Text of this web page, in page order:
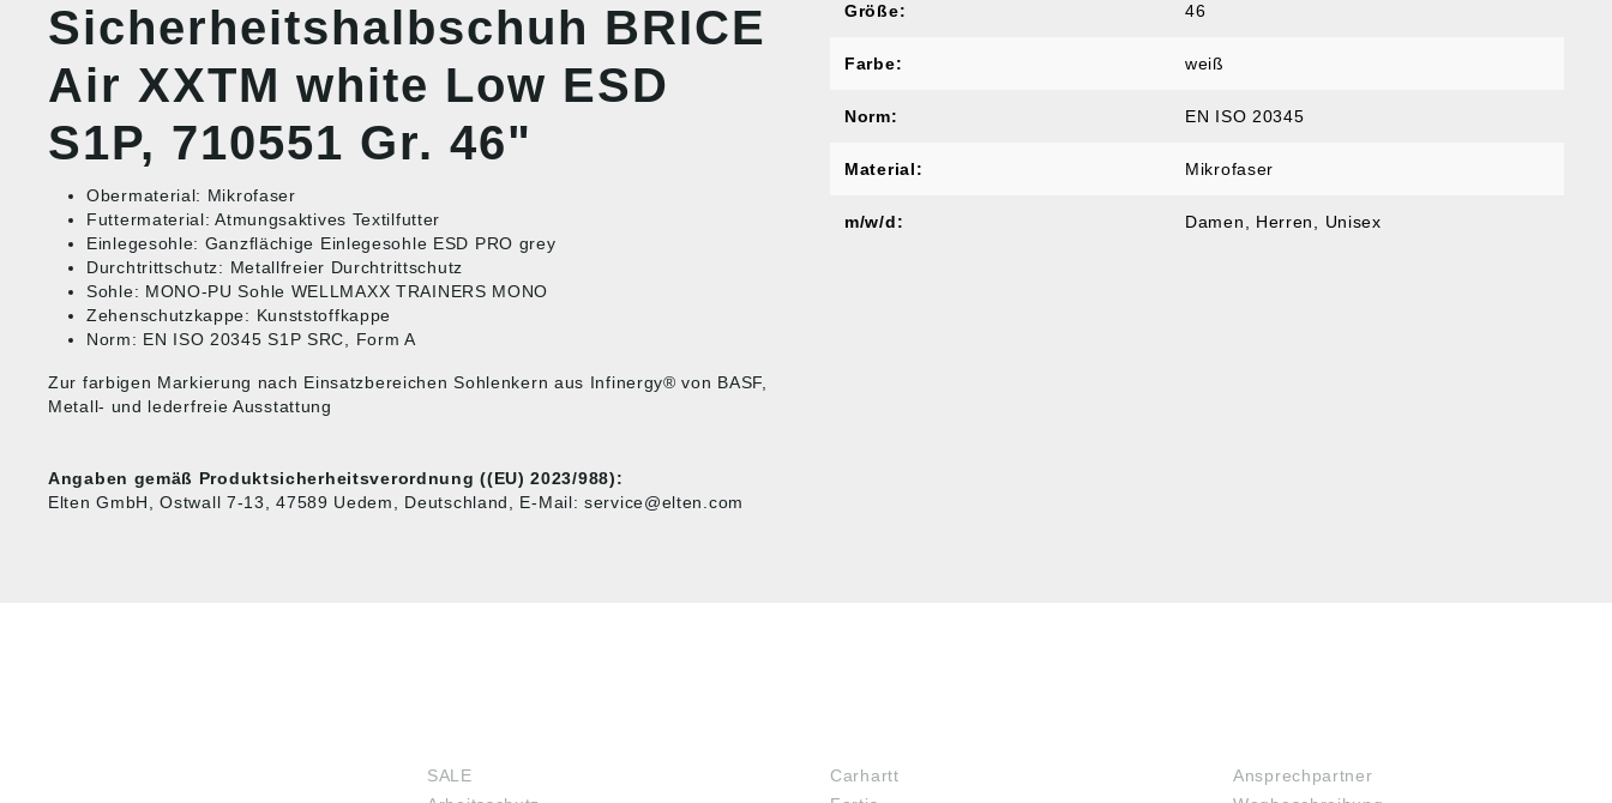
Sicherheitshalbschuh BRICE
Air XXTM white Low ESD
S1P, 710551 Gr. 46"
Obermaterial: Mikrofaser
Futtermaterial: Atmungsaktives Textilfutter
Einlegesohle: Ganzflächige Einlegesohle ESD PRO grey
Durchtrittschutz: Metallfreier Durchtrittschutz
Sohle: MONO-PU Sohle WELLMAXX TRAINERS MONO
Zehenschutzkappe: Kunststoffkappe
Norm: EN ISO 20345 S1P SRC, Form A
Zur farbigen Markierung nach Einsatzbereichen Sohlenkern aus Infinergy® von BASF,
Metall- und lederfreie Ausstattung
Angaben gemäß Produktsicherheitsverordnung ((EU) 2023/988):
Elten GmbH, Ostwall 7-13, 47589 Uedem, Deutschland, E-Mail: service@elten.com
Größe: 46
Farbe: weiß
Norm: EN ISO 20345
Material: Mikrofaser
m/w/d: Damen , Herren , Unisex
SALE
Carhartt
Ansprechpartner